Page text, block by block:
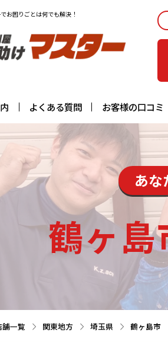
お困りごとは何でも解決！
よくある質問 お客様の口コミ
あな
鶴ヶ
一覧 関東地方 埼玉県 鶴ヶ島市